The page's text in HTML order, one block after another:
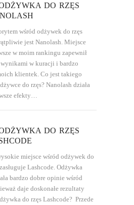
DO RZĘS
wśród odżywek do rzęs
jest Nanolash. Miejsce
w moim rankingu zapewnił
w kuracji i bardzo
klientek. Co jest takiego
do rzęs? Nanolash działa
efekty…
DO RZĘS
miejsce wśród odżywek do
Lashcode. Odżywka
bardzo dobre opinie wśród
daje doskonałe rezultaty
do rzęs Lashcode? Przede